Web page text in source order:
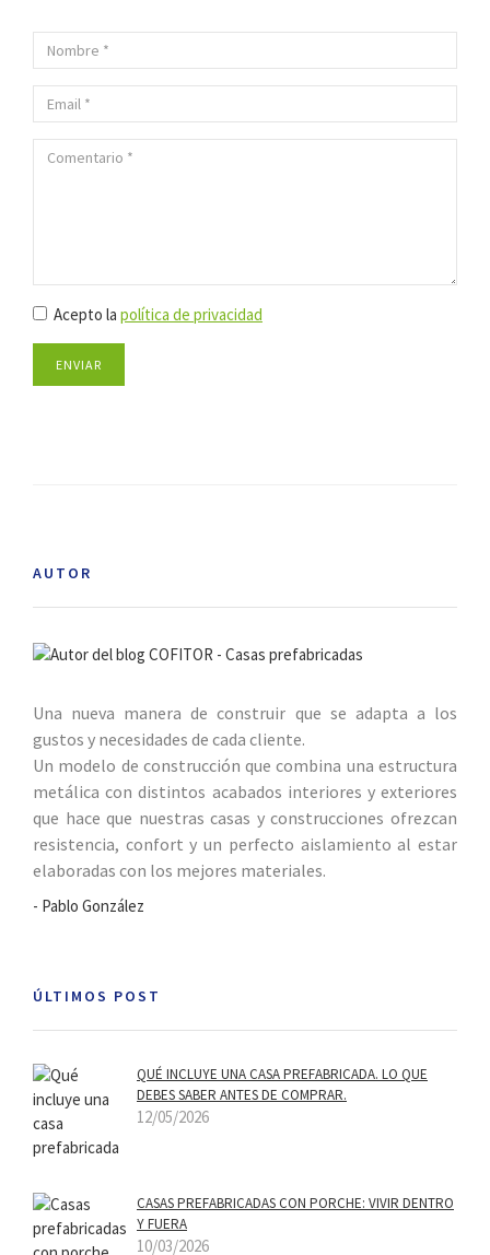
Acepto la política de privacidad
ENVIAR
AUTOR
Una nueva manera de construir que se adapta a los
gustos y necesidades de cada cliente.
Un modelo de construcción que combina una estructura
metálica con distintos acabados interiores y exteriores
que hace que nuestras casas y construcciones ofrezcan
resistencia, confort y un perfecto aislamiento al estar
elaboradas con los mejores materiales.
- Pablo González
ÚLTIMOS POST
QUÉ INCLUYE UNA CASA PREFABRICADA. LO QUE
DEBES SABER ANTES DE COMPRAR.
12/05/2026
CASAS PREFABRICADAS CON PORCHE: VIVIR DENTRO
Y FUERA
10/03/2026